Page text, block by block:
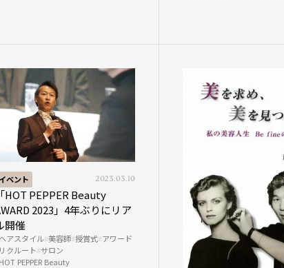
イベント 2023.03.10
「HOT PEPPER Beauty
2023」4年ぶりにリア
開催
ヘアスタイル 美容師 授賞式 アワード
リクルート サロン
HOT PEPPER Beauty